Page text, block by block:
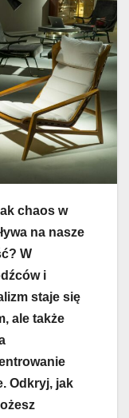
chaos w
na nasze
W
i
staje się
ale także
Odkryj, jak